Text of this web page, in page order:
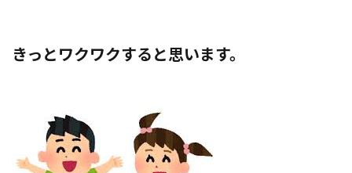
きっとワクワクすると思います。